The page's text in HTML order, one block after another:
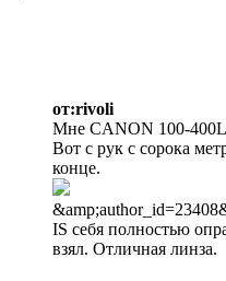
от:rivoli
Мне CANON 100-400L
Вот с рук с сорока
конце.
IS себя полностью
взял. Отличная линза.